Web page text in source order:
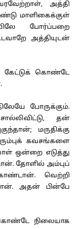
அத்தி
மாளிகைக்குள்
போர்ப்பறை
அத்தியுடன்
கொண்டே
போருக்கும்.
தன்
மருதிக்கு
கவசங்களை
ஒன்றை எடுத்து
தோளில் அம்புப்
வெற்றி
அதன் பின்பே
நிலையாக